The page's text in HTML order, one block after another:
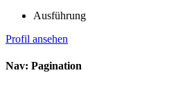
Ausführung
Profil ansehen
Nav: Pagination